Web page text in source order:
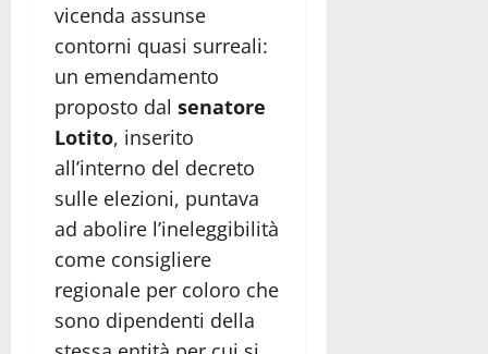
vicenda assunse
contorni quasi surreali:
un emendamento
proposto dal senatore
Lotito, inserito
all’interno del decreto
sulle elezioni, puntava
ad abolire l’ineleggibilità
come consigliere
regionale per coloro che
sono dipendenti della